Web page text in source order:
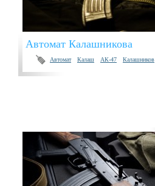
Автомат Калашникова
Автомат Калаш АК-47 Калашников